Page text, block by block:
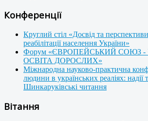
Конференції
Круглий стіл «Досвід та
реабілітації населення України»
Форум «ЄВРОПЕЙСЬКИЙ СОЮЗ -
ОСВІТА ДОРОСЛИХ»
Міжнародна науково-практична
людини в українських реаліях: надії
Шинкаруківські читання
Вітання